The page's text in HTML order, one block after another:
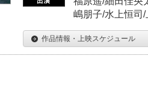
嶋朋子/水上恒司
作品情報・上映スケジュール